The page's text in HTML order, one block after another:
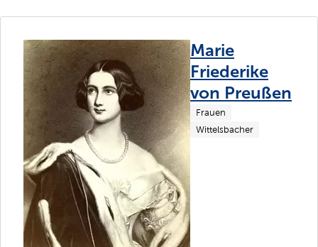
Marie
Friederike
von Preußen
Frauen
Wittelsbacher